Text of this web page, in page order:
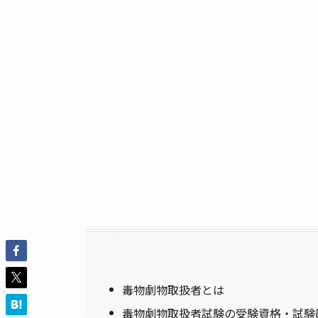
毒物劇物取扱者とは
毒物劇物取扱者試験の受験資格・試験